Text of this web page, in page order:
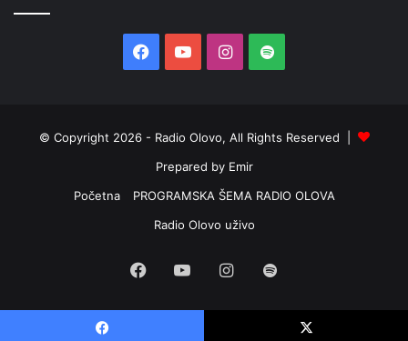
Facebook
YouTubeInstagram
Spotify
© Copyright 2026 - Radio Olovo, All Rights Reserved |
Prepared by Emir
Početna
PROGRAMSKA ŠEMA RADIO OLOVA
Radio Olovo uživo
Facebook
YouTubeInstagram
Spotify